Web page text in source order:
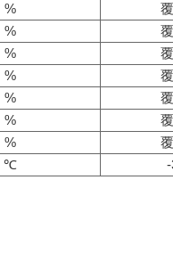
%
%
%
%
%
%
%
℃